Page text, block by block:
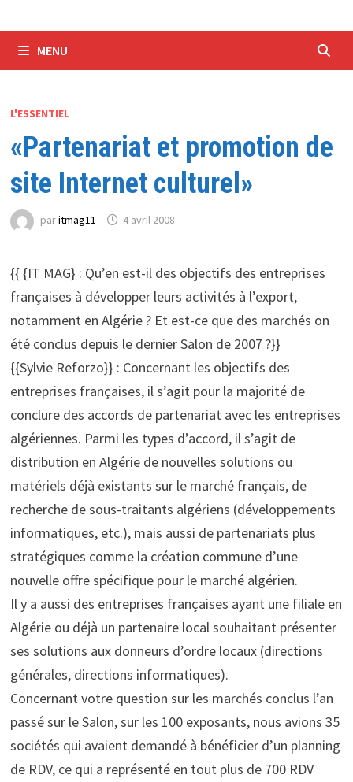
MENU
L'ESSENTIEL
«Partenariat et promotion de
site Internet culturel»
paritmag11 4 avril 2008
{{ {IT MAG} : Qu’en est-il des objectifs des entreprises
françaises à développer leurs activités à l’export,
notamment en Algérie ? Et est-ce que des marchés on
été conclus depuis le dernier Salon de 2007 ?}}
{{Sylvie Reforzo}} : Concernant les objectifs des
entreprises françaises, il s’agit pour la majorité de
conclure des accords de partenariat avec les entreprises
algériennes. Parmi les types d’accord, il s’agit de
distribution en Algérie de nouvelles solutions ou
matériels déjà existants sur le marché français, de
recherche de sous-traitants algériens (développements
informatiques, etc.), mais aussi de partenariats plus
stratégiques comme la création commune d’une
nouvelle offre spécifique pour le marché algérien.
Il y a aussi des entreprises françaises ayant une filiale en
Algérie ou déjà un partenaire local souhaitant présenter
ses solutions aux donneurs d’ordre locaux (directions
générales, directions informatiques).
Concernant votre question sur les marchés conclus l’an
passé sur le Salon, sur les 100 exposants, nous avions 35
sociétés qui avaient demandé à bénéficier d’un planning
de RDV, ce qui a représenté en tout plus de 700 RDV